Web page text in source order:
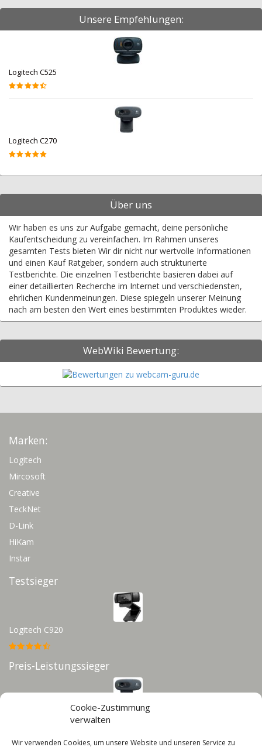
Cookie-Zustimmung
verwalten
Wir verwenden Cookies, um unsere Website und unseren Service zu
Unsere Empfehlungen:
Logitech C525
Logitech C270
Über uns
Wir haben es uns zur Aufgabe gemacht, deine persönliche
Kaufentscheidung zu vereinfachen. Im Rahmen unseres
gesamten Tests bieten Wir dir nicht nur wertvolle Informationen
und einen Kauf Ratgeber, sondern auch strukturierte
Testberichte. Die einzelnen Testberichte basieren dabei auf
einer detaillierten Recherche im Internet und verschiedensten,
ehrlichen Kundenmeinungen. Diese spiegeln unserer Meinung
nach am besten den Wert eines bestimmten Produktes wieder.
WebWiki Bewertung:
Marken:
Logitech
Mircosoft
Creative
TeckNet
D-Link
HiKam
Instar
Testsieger
Logitech C920
Preis-Leistungssieger